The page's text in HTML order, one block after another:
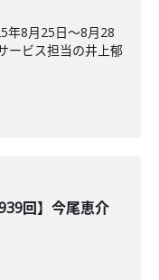
年8月25日〜8月28
ービス担当の井上郁
回】今尾恵介